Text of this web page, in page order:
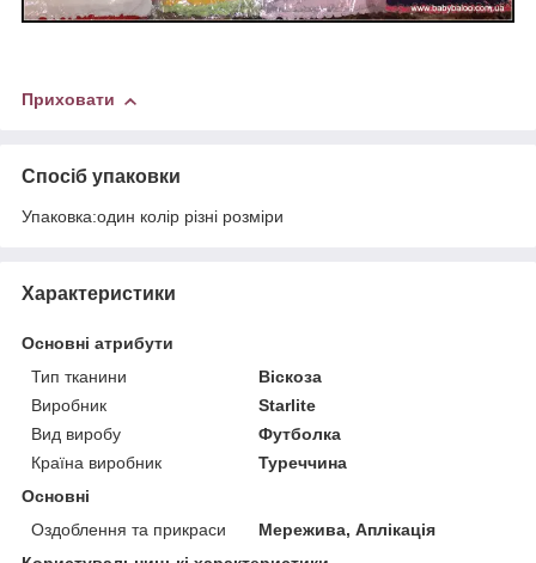
Приховати
Спосіб упаковки
Упаковка:один колір різні розміри
Характеристики
Основні атрибути
Тип тканини
Віскоза
Виробник
Starlite
Вид виробу
Футболка
Країна виробник
Туреччина
Основні
Оздоблення та прикраси
Мережива, Аплікація